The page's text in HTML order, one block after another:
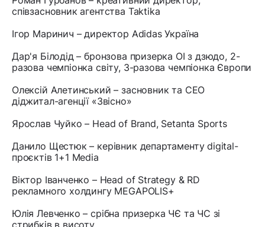
співзасновник агентства Taktika
Ігор Маринич – директор Adidas Україна
Дар'я Білодід – бронзова призерка ОІ з дзюдо, 2-
разова чемпіонка світу, 3-разова чемпіонка Європи
Олексій Алетинський – засновник та СЕО
діджитал-агенції «Звісно»
Ярослав Чуйко – Head of Brand, Setanta Sports
Данило Щестюк – керівник департаменту digital-
проєктів 1+1 Media
Віктор Іванченко – Head of Strategy & RD
рекламного холдингу MEGAPOLIS+
Юлія Левченко – срібна призерка ЧЄ та ЧС зі